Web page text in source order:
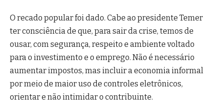
O recado popular foi dado. Cabe ao presidente Temer
ter consciência de que, para sair da crise, temos de
ousar, com segurança, respeito e ambiente voltado
para o investimento e o emprego. Não é necessário
aumentar impostos, mas incluir a economia informal
por meio de maior uso de controles eletrônicos,
orientar e não intimidar o contribuinte.